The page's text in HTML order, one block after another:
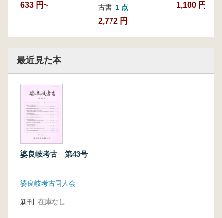
633 円~ 古書 1 点
2,772 円
1,100 円
最近見た本
婆良岐考古 第43号
婆良岐考古同人会
新刊 在庫なし